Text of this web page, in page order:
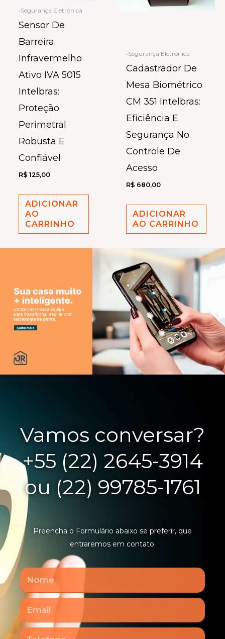
•Segurança Eletrônica
Sensor De
Barreira
Infravermelho
Ativo IVA 5015
Intelbras:
Proteção
Perimetral
Robusta E
Confiável
R$ 125,00
ADICIONAR
AO
CARRINHO
•Segurança Eletrônica
Cadastrador De
Mesa Biométrico
CM 351 Intelbras:
Eficiência E
Segurança No
Controle De
Acesso
R$ 680,00
ADICIONAR
AO CARRINHO
Vamos conversar?
+55 (22) 2645-3914
ou (22) 99785-1761
Preencha o Formulário abaixo se preferir, que
entraremos em contato.
Nome
Email
Telefone